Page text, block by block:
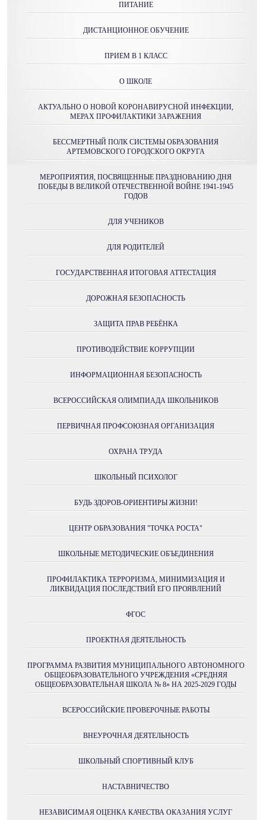
ПИТАНИЕ
ДИСТАНЦИОННОЕ ОБУЧЕНИЕ
ПРИЕМ В 1 КЛАСС
О ШКОЛЕ
АКТУАЛЬНО О НОВОЙ КОРОНАВИРУСНОЙ ИНФЕКЦИИ,
МЕРАХ ПРОФИЛАКТИКИ ЗАРАЖЕНИЯ
БЕССМЕРТНЫЙ ПОЛК СИСТЕМЫ ОБРАЗОВАНИЯ
АРТЕМОВСКОГО ГОРОДСКОГО ОКРУГА
МЕРОПРИЯТИЯ, ПОСВЯЩЕННЫЕ ПРАЗДНОВАНИЮ ДНЯ
ПОБЕДЫ В ВЕЛИКОЙ ОТЕЧЕСТВЕННОЙ ВОЙНЕ 1941-1945
ГОДОВ
ДЛЯ УЧЕНИКОВ
ДЛЯ РОДИТЕЛЕЙ
ГОСУДАРСТВЕННАЯ ИТОГОВАЯ АТТЕСТАЦИЯ
ДОРОЖНАЯ БЕЗОПАСНОСТЬ
ЗАЩИТА ПРАВ РЕБЁНКА
ПРОТИВОДЕЙСТВИЕ КОРРУПЦИИ
ИНФОРМАЦИОННАЯ БЕЗОПАСНОСТЬ
ВСЕРОССИЙСКАЯ ОЛИМПИАДА ШКОЛЬНИКОВ
ПЕРВИЧНАЯ ПРОФСОЮЗНАЯ ОРГАНИЗАЦИЯ
ОХРАНА ТРУДА
ШКОЛЬНЫЙ ПСИХОЛОГ
БУДЬ ЗДОРОВ-ОРИЕНТИРЫ ЖИЗНИ!
ЦЕНТР ОБРАЗОВАНИЯ "ТОЧКА РОСТА"
ШКОЛЬНЫЕ МЕТОДИЧЕСКИЕ ОБЪЕДИНЕНИЯ
ПРОФИЛАКТИКА ТЕРРОРИЗМА, МИНИМИЗАЦИЯ И
ЛИКВИДАЦИЯ ПОСЛЕДСТВИЙ ЕГО ПРОЯВЛЕНИЙ
ФГОС
ПРОЕКТНАЯ ДЕЯТЕЛЬНОСТЬ
ПРОГРАММА РАЗВИТИЯ МУНИЦИПАЛЬНОГО АВТОНОМНОГО
ОБЩЕОБРАЗОВАТЕЛЬНОГО УЧРЕЖДЕНИЯ «СРЕДНЯЯ
ОБЩЕОБРАЗОВАТЕЛЬНАЯ ШКОЛА № 8» НА 2025-2029 ГОДЫ
ВСЕРОССИЙСКИЕ ПРОВЕРОЧНЫЕ РАБОТЫ
ВНЕУРОЧНАЯ ДЕЯТЕЛЬНОСТЬ
ШКОЛЬНЫЙ СПОРТИВНЫЙ КЛУБ
НАСТАВНИЧЕСТВО
НЕЗАВИСИМАЯ ОЦЕНКА КАЧЕСТВА ОКАЗАНИЯ УСЛУГ